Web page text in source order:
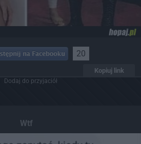
20
Kopiuj link
Dodaj do przyjaciół
Wtf